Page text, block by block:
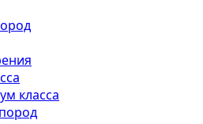
класса